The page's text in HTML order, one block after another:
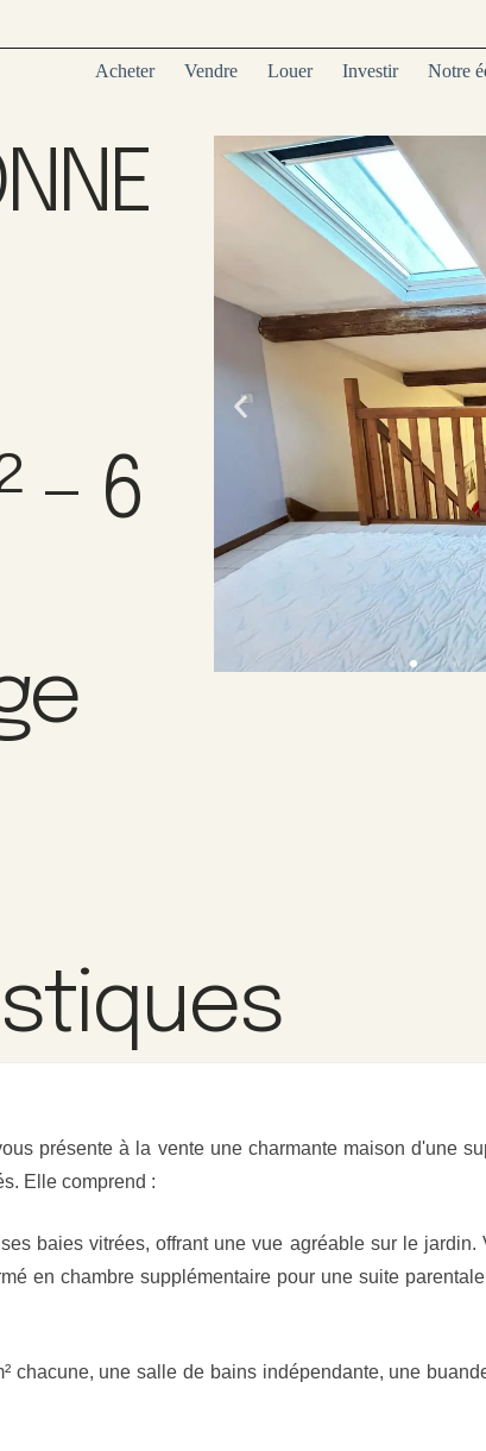
Acheter Vendre Louer Investir Notre
– 6
présente à la vente une charmante maison d'une
Elle comprend :
baies vitrées, offrant une vue agréable sur le jardin.
en chambre supplémentaire pour une suite
chacune, une salle de bains indépendante, une